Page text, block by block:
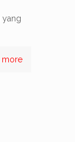
yang
more